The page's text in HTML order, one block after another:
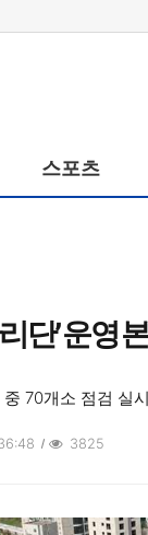
스포츠
단’ 운영
70개소 점검 실
3825